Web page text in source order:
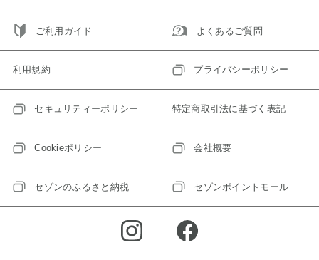
ご利用ガイド よくあるご質問
利用規約 プライバシーポリシー
セキュリティーポリシー 特定商取引法に基づく表記
Cookieポリシー 会社概要
セゾンのふるさと納税 セゾンポイントモール